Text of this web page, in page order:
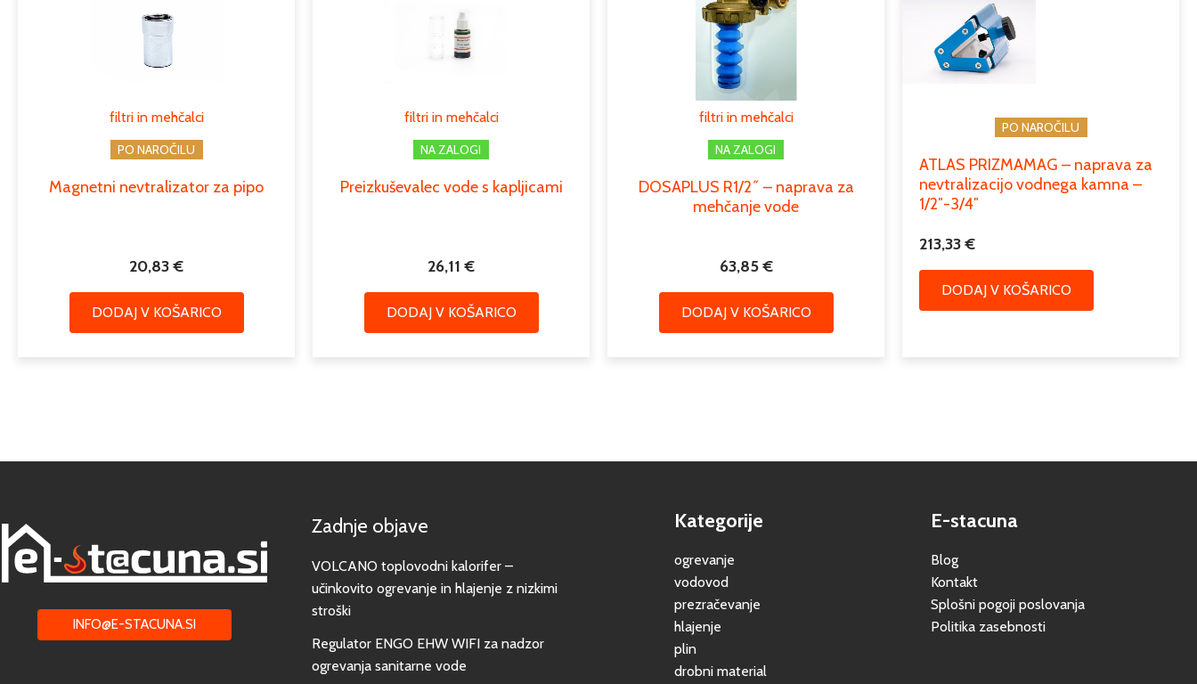
filtri in mehčalci
PO NAROČILU
Magnetni nevtralizator za pipo
20,83€
DODAJ V KOŠARICO
filtri in mehčalci
NA ZALOGI
Preizkuševalec vode s kapljicami
26,11 €
DODAJ V KOŠARICO
filtri in mehčalci
NA ZALOGI
DOSAPLUS R1/2˝ – naprava za
mehčanje vode
63,85€
DODAJ V KOŠARICO
PO NAROČILU
ATLAS PRIZMAMAG – naprava za
nevtralizacijo vodnega kamna –
1/2″-3/4″
213,33€
DODAJ V KOŠARICO
INFO@E-STACUNA.SI
Zadnje objave
VOLCANO toplovodni kalorifer –
učinkovito ogrevanje in hlajenje z nizkimi
stroški
Regulator ENGO EHW WIFI za nadzor
ogrevanja sanitarne vode
Kategorije
ogrevanje
vodovod
prezračevanje
hlajenje
plin
drobni material
E-stacuna
Blog
Kontakt
Splošni pogoji poslovanja
Politika zasebnosti